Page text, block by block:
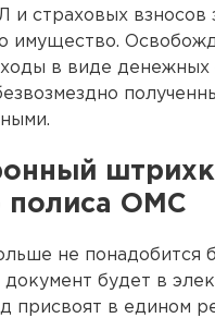
страховых взносов
имущество.
в виде денежных
полиса ОМС
не понадобится
будет в
присвоят в едином